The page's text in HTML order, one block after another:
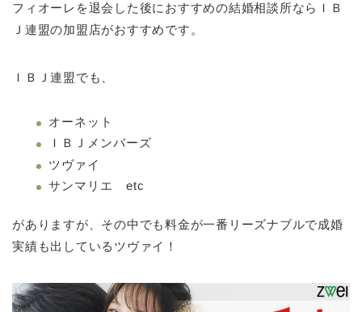
フィオーレを退会した後におすすめの結婚相談所ならＩＢ
Ｊ連盟の加盟店がおすすめです。
ＩＢＪ連盟でも、
オーネット
ＩＢＪメンバーズ
ツヴァイ
サンマリエ etc
がありますが、その中でも料金が一番リーズナブルで成婚
実績も出しているツヴァイ！